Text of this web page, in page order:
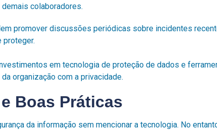
colaboradores.
promover discussões periódicas sobre incidentes
proteger.
em tecnologia de proteção de dados e
organização com a privacidade.
Boas Práticas
da informação sem mencionar a tecnologia. No